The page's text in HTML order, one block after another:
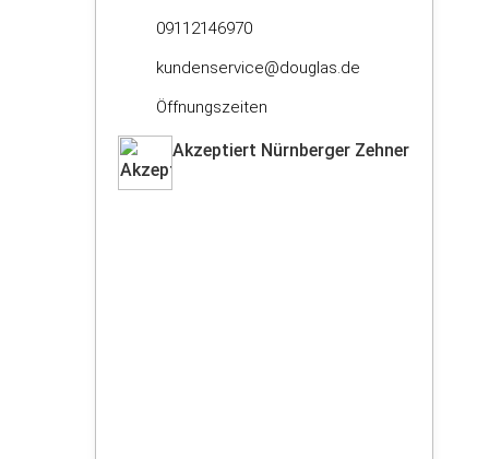
09112146970
kundenservice@douglas.de
Öffnungszeiten
Akzeptiert Nürnberger Zehner